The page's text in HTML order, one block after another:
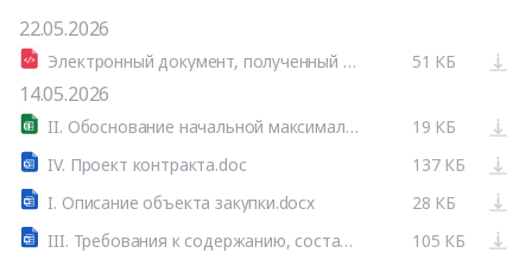
22.05.2026
Электронный документ, полученный из внешней системы 51 КБ
14.05.2026
II. Обоснование начальной максимальной цены контракта..xlsx
19 КБ
IV. Проект контракта.doc
137 КБ
I. Описание объекта закупки.docx
28 КБ
III. Требования к содержанию, составу заявки на участие в закупке и инструкция по ее заполнению.doc
105 КБ